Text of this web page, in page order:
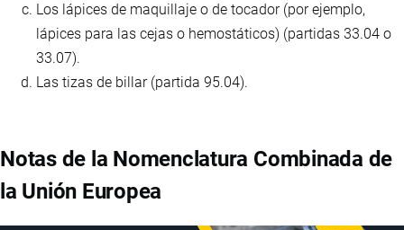
Los lápices de maquillaje o de tocador (por ejemplo,
lápices para las cejas o hemostáticos) (partidas 33.04 o
33.07).
Las tizas de billar (partida 95.04).
Notas de la Nomenclatura Combinada de
la Unión Europea